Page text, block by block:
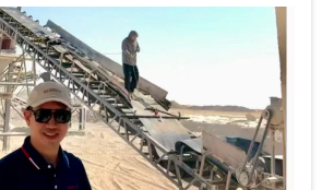
клиенти по целия свят.